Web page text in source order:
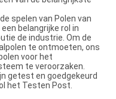
spelen van Polen van
belangrijke rol in
de industrie. Om de
te ontmoeten, ons
voor het
te veroorzaken.
getest en goedgekeurd
het Testen Post.